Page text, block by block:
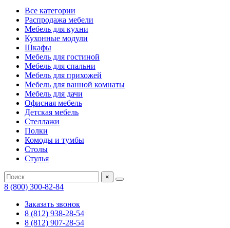
Все категории
Распродажа мебели
Мебель для кухни
Кухонные модули
Шкафы
Мебель для гостиной
Мебель для спальни
Мебель для прихожей
Мебель для ванной комнаты
Мебель для дачи
Офисная мебель
Детская мебель
Стеллажи
Полки
Комоды и тумбы
Столы
Стулья
×
8 (800) 300-82-84
Заказать звонок
8 (812) 938-28-54
8 (812) 907-28-54